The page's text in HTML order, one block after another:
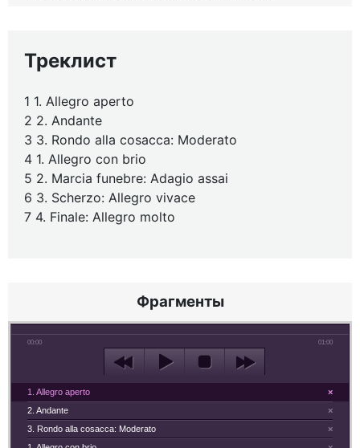
Треклист
1 1. Allegro aperto
2 2. Andante
3 3. Rondo alla cosacca: Moderato
4 1. Allegro con brio
5 2. Marcia funebre: Adagio assai
6 3. Scherzo: Allegro vivace
7 4. Finale: Allegro molto
Фрагменты
00:00 01:00
×
1. Allegro aperto
×
2. Andante
×
3. Rondo alla cosacca: Moderato